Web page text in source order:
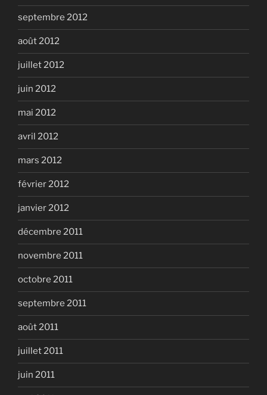
septembre 2012
août 2012
juillet 2012
juin 2012
mai 2012
avril 2012
mars 2012
février 2012
janvier 2012
décembre 2011
novembre 2011
octobre 2011
septembre 2011
août 2011
juillet 2011
juin 2011